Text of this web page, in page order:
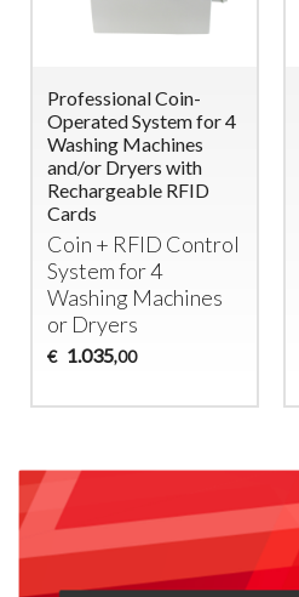
Professional Coin-
Operated System for 4
Washing Machines
and/or Dryers with
Rechargeable RFID
Cards
Coin + RFID Control
System for 4
Washing Machines
or Dryers
€ 1.035,00